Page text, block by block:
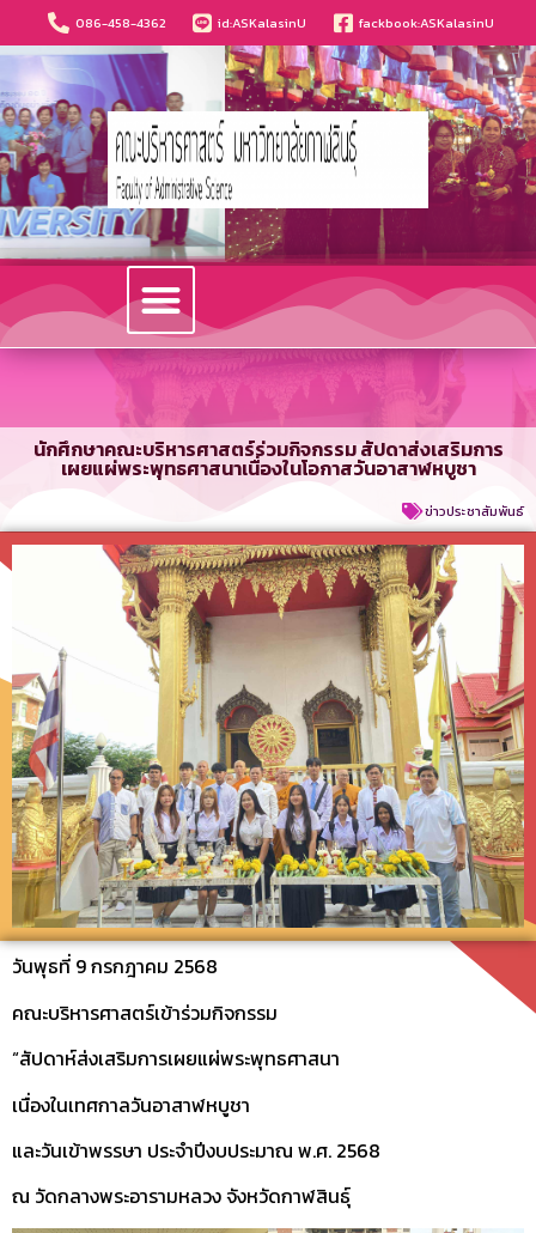
086-458-4362 id:ASKalasinU fackbook:ASKalasinU
นักศึกษาคณะบริหารศาสตร์ร่วมกิจกรรม สัปดาส่งเสริมการ
เผยแผ่พระพุทธศาสนาเนื่องในโอกาสวันอาสาฬหบูชา
ข่าวประชาสัมพันธ์
วันพุธที่ 9 กรกฎาคม 2568
คณะบริหารศาสตร์เข้าร่วมกิจกรรม
“สัปดาห์ส่งเสริมการเผยแผ่พระพุทธศาสนา
เนื่องในเทศกาลวันอาสาฬหบูชา
และวันเข้าพรรษา ประจำปีงบประมาณ พ.ศ. 2568
ณ วัดกลางพระอารามหลวง จังหวัดกาฬสินธุ์